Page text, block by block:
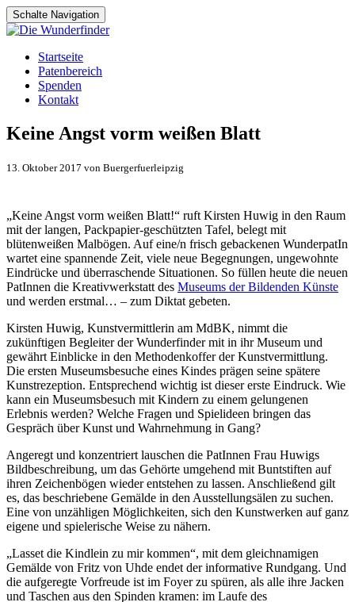
Schalte Navigation
Zum
Inhalt
springen
Startseite
Patenbereich
Spenden
Kontakt
Keine Angst vorm weißen Blatt
13. Oktober 2017 von Buergerfuerleipzig
„Keine Angst vorm weißen Blatt!“ ruft Kirsten Huwig in den Raum
mit der langen, Packpapier-geschützten Tafel, belegt mit
blütenweißen Malbögen. Auf eine/n frisch gebackenen WunderpatIn
wartet eine spannende Zeit, viele neue Begegnungen, ungewohnte
Eindrücke und überraschende Situationen. So füllen heute die neuen
PatInnen die Kreativwerkstatt des Museums der Bildenden Künste
und werden erstmal… – zum Diktat gebeten.
Kirsten Huwig, Kunstvermittlerin am MdBK, nimmt die
zukünftigen Begleiter der Wunderfinder mit in ihr Museum und
gewährt Einblicke in den Methodenkoffer der Kunstvermittlung.
Die ersten Museumsbesuche eines Kindes prägen seine spätere
Kunstrezeption. Entsprechend wichtig ist dieser erste Eindruck. Wie
kann ein Museumsbesuch mit Kindern zu einem gelungenen
Erlebnis werden? Welche Fragen und Spielideen bringen das
Gespräch über Kunst und Wahrnehmung in Gang?
Angeregt und konzentriert lauschen die PatInnen Frau Huwigs
Bildbeschreibung, um das Gehörte umgehend mit Buntstiften auf
ihren Zeichenbögen wieder entstehen zu lassen. Anschließend gilt
es, das beschriebene Gemälde in den Ausstellungsälen zu suchen.
Eine von unzähligen Möglichkeiten, sich den Kunstwerken auf ganz
eigene und spielerische Weise zu nähern.
„Lasset die Kindlein zu mir kommen“, mit dem gleichnamigen
Gemälde von Fritz von Uhde endet der informative Rundgang. Und
die aufgeregte Vorfreude ist im Foyer zu spüren, als alle ihre Jacken
und Taschen aus den Spinden kramen: im Laufe des